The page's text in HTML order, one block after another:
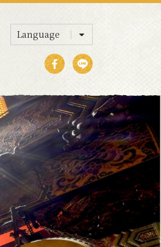
Language
Select Language▼